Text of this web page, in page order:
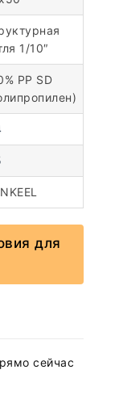
1/10″
PP SD
для
сейчас